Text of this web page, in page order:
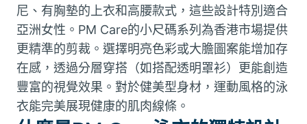
尼、有胸墊的上衣和高腰款式，這些設計特別適合
亞洲女性。PM Care的小尺碼系列為香港市場提供
更精準的剪裁。選擇明亮色彩或大膽圖案能增加存
在感，透過分層穿搭（如搭配透明罩衫）更能創造
豐富的視覺效果。對於健美型身材，運動風格的泳
衣能完美展現健康的肌肉線條。